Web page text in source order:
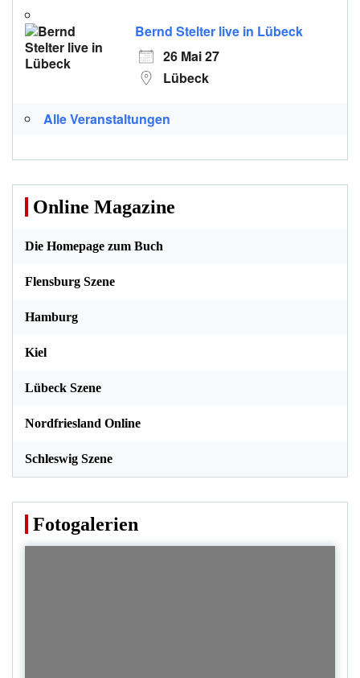
Bernd Stelter live in Lübeck
26 Mai 27
Lübeck
Alle Veranstaltungen
Online Magazine
Die Homepage zum Buch
Flensburg Szene
Hamburg
Kiel
Lübeck Szene
Nordfriesland Online
Schleswig Szene
Fotogalerien